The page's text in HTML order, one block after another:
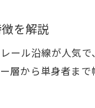
を解説
ール沿線が人気
層から単身者ま